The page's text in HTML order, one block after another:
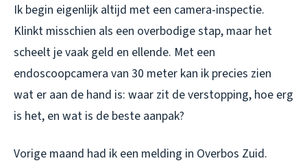
Ik begin eigenlijk altijd met een camera-inspectie.
Klinkt misschien als een overbodige stap, maar het
scheelt je vaak geld en ellende. Met een
endoscoopcamera van 30 meter kan ik precies zien
wat er aan de hand is: waar zit de verstopping, hoe erg
is het, en wat is de beste aanpak?
Vorige maand had ik een melding in Overbos Zuid.